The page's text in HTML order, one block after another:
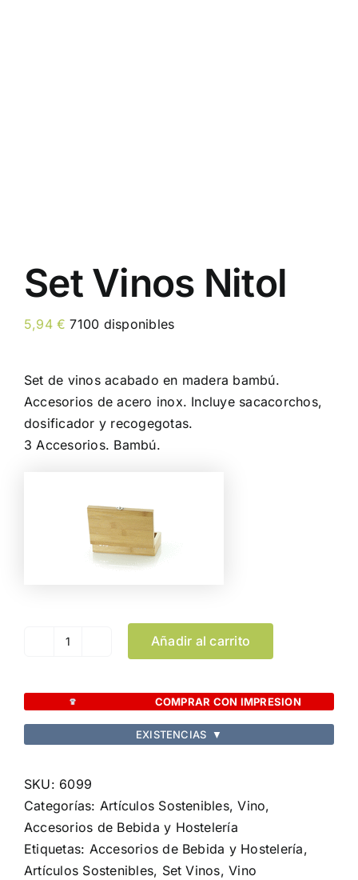
Set Vinos Nitol
5,94€ 7100 disponibles
Set de vinos acabado en madera bambú.
Accesorios de acero inox. Incluye sacacorchos,
dosificador y recogegotas.
3 Accesorios. Bambú.
Set
Nitol
cantidad
Añadir al carrito
COMPRAR CON IMPRESION
EXISTENCIAS ▼
SKU: 6099
Categorías: Artículos Sostenibles,Vino,
Accesorios de Bebida y Hostelería
Etiquetas: Accesorios de Bebida y Hostelería,
Artículos Sostenibles, Set Vinos,Vino